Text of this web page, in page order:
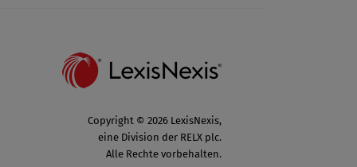
Copyright © 2026 LexisNexis,
eine Division der RELX plc.
Alle Rechte vorbehalten.